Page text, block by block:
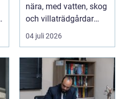
nära, med vatten, skog
och villaträdgårdar
som ramar in ...
04 juli 2026